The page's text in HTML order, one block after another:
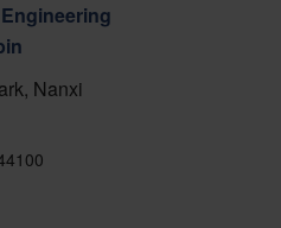
Nanxi